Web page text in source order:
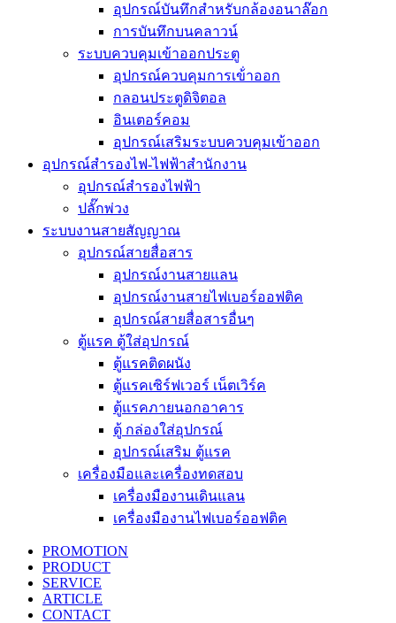
อุปกรณ์บันทึกสำหรับกล้องอนาล๊อก
การบันทึกบนคลาวน์
ระบบควบคุมเข้าออกประตู
อุปกรณ์ควบคุมการเข้่าออก
กลอนประตูดิจิตอล
อินเตอร์คอม
อุปกรณ์เสริมระบบควบคุมเข้าออก
อุปกรณ์สำรองไฟ-ไฟฟ้าสำนักงาน
อุปกรณ์สำรองไฟฟ้า
ปลั๊กพ่วง
ระบบงานสายสัญญาณ
อุปกรณ์สายสื่อสาร
อุปกรณ์งานสายแลน
อุปกรณ์งานสายไฟเบอร์ออฟติค
อุปกรณ์สายสื่อสารอื่นๆ
ตู้แรค ตู้ใส่อุปกรณ์
ตู้แรคติดผนัง
ตู้แรคเซิร์ฟเวอร์ เน็ตเวิร์ค
ตู้แรคภายนอกอาคาร
ตู้ กล่องใส่อุปกรณ์
อุปกรณ์เสริม ตู้แรค
เครื่องมือและเครื่องทดสอบ
เครื่องมืองานเดินแลน
เครื่องมืองานไฟเบอร์ออฟติค
PROMOTION
PRODUCT
SERVICE
ARTICLE
CONTACT